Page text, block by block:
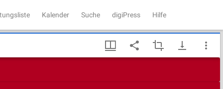
Kalender Suche digiPress Hilfe